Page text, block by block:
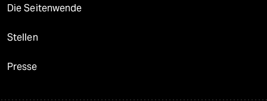
Die Seitenwende
Stellen
Presse